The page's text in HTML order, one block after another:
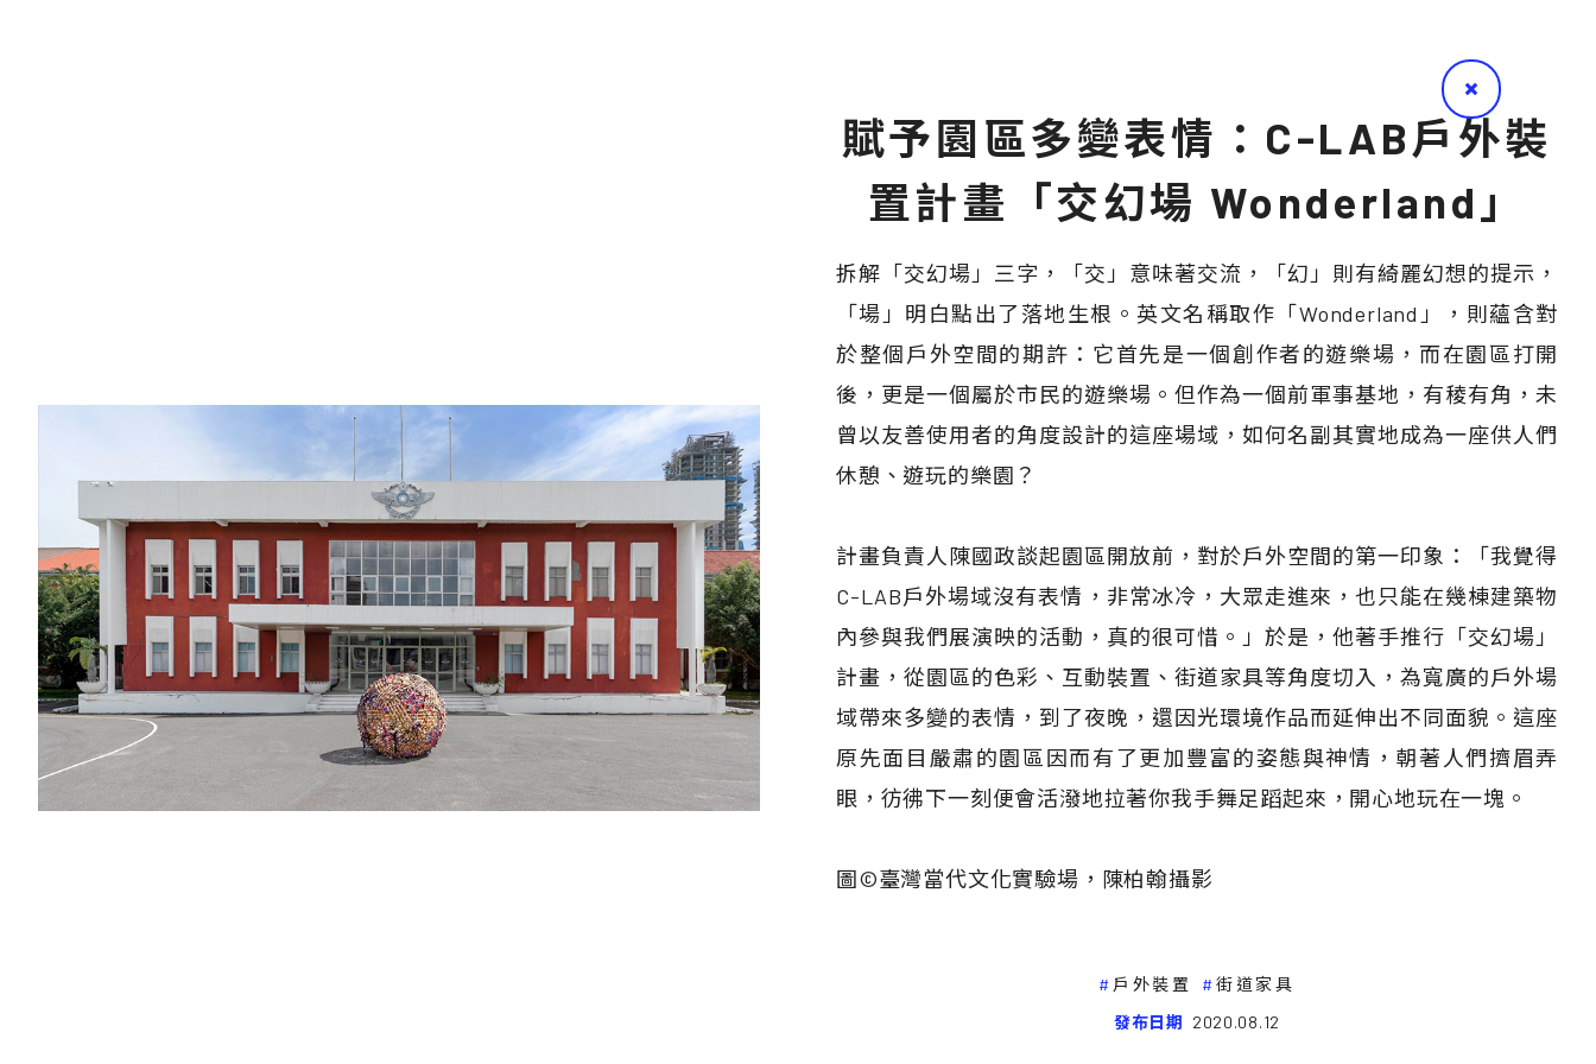
賦予園區多變表情：C-LAB戶外裝
置計畫「交幻場 Wonderland」
拆解「交幻場」三字，「交」意味著交流，「幻」則有綺麗幻想的提示，
「場」明白點出了落地生根。英文名稱取作「Wonderland」，則蘊含對
於整個戶外空間的期許：它首先是一個創作者的遊樂場，而在園區打開
後，更是一個屬於市民的遊樂場。但作為一個前軍事基地，有稜有角，未
曾以友善使用者的角度設計的這座場域，如何名副其實地成為一座供人們
休憩、遊玩的樂園？
計畫負責人陳國政談起園區開放前，對於戶外空間的第一印象：「我覺得
C-LAB戶外場域沒有表情，非常冰冷，大眾走進來，也只能在幾棟建築物
內參與我們展演映的活動，真的很可惜。」於是，他著手推行「交幻場」
計畫，從園區的色彩、互動裝置、街道家具等角度切入，為寬廣的戶外場
域帶來多變的表情，到了夜晚，還因光環境作品而延伸出不同面貌。這座
原先面目嚴肅的園區因而有了更加豐富的姿態與神情，朝著人們擠眉弄
眼，彷彿下一刻便會活潑地拉著你我手舞足蹈起來，開心地玩在一塊。
圖©臺灣當代文化實驗場，陳柏翰攝影
戶外裝置
街道家具
發布日期 2020.08.12